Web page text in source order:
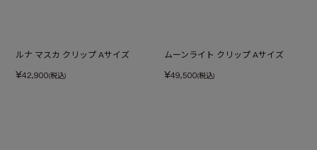
ルナ マスカ クリップ Aサイズ
¥42,900(税込)
ムーンライト クリップ Aサイズ
¥49,500(税込)